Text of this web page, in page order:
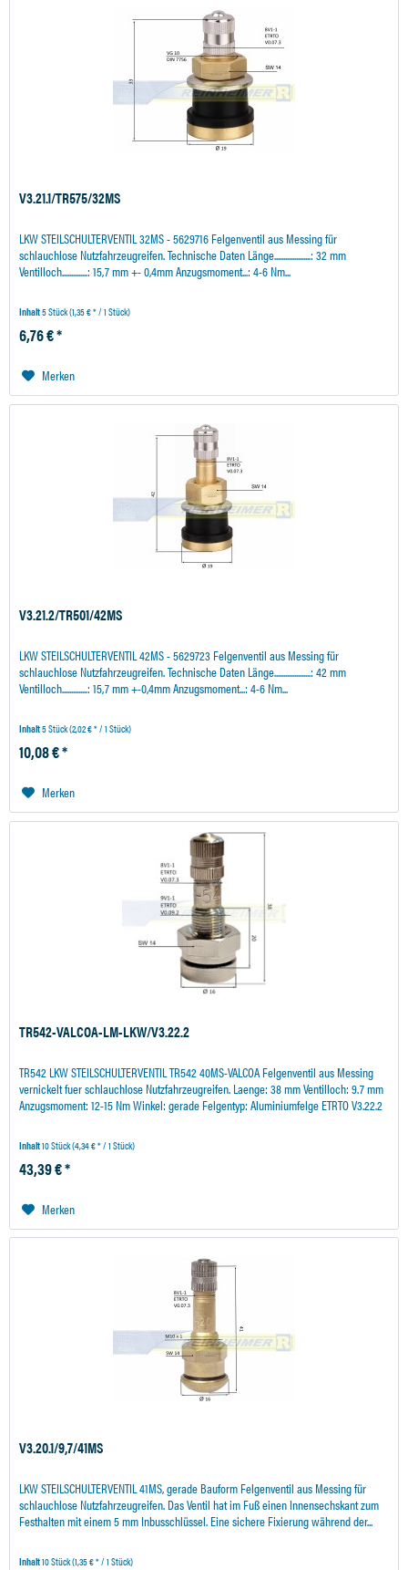
V3.21.1/TR575/32MS
LKW STEILSCHULTERVENTIL 32MS - 5629716 Felgenventil aus Messing für
schlauchlose Nutzfahrzeugreifen. Technische Daten Länge....................: 32 mm
Ventilloch..............: 15,7 mm +- 0,4mm Anzugsmoment...: 4-6 Nm...
Inhalt5 Stück(1,35 € * / 1 Stück)
6,76 € *
Merken
V3.21.2/TR501/42MS
LKW STEILSCHULTERVENTIL 42MS - 5629723 Felgenventil aus Messing für
schlauchlose Nutzfahrzeugreifen. Technische Daten Länge....................: 42 mm
Ventilloch..............: 15,7 mm +-0,4mm Anzugsmoment...: 4-6 Nm...
Inhalt5 Stück(2,02 € * / 1 Stück)
10,08 € *
Merken
TR542-VALCOA-LM-LKW/V3.22.2
TR542 LKW STEILSCHULTERVENTIL TR542 40MS-VALCOA Felgenventil aus Messing
vernickelt fuer schlauchlose Nutzfahrzeugreifen. Laenge: 38 mm Ventilloch: 9.7 mm
Anzugsmoment: 12-15 Nm Winkel: gerade Felgentyp: Aluminiumfelge ETRTO V3.22.2
Inhalt10 Stück(4,34 € * / 1 Stück)
43,39 € *
Merken
V3.20.1/9,7/41MS
LKW STEILSCHULTERVENTIL 41MS, gerade Bauform Felgenventil aus Messing für
schlauchlose Nutzfahrzeugreifen. Das Ventil hat im Fuß einen Innensechskant zum
Festhalten mit einem 5 mm Inbusschlüssel. Eine sichere Fixierung während der...
Inhalt10 Stück(1,35 € * / 1 Stück)